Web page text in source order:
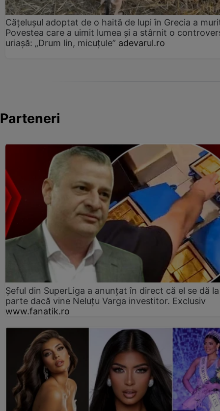
Cățelușul adoptat de o haită de lupi în Grecia a
Povestea care a uimit lumea și a stârnit o
uriașă: „Drum lin, micuțule” adevarul.ro
Parteneri
Șeful din SuperLiga a anunțat în direct că el se dă
parte dacă vine Neluțu Varga investitor. Exclusiv
www.fanatik.ro